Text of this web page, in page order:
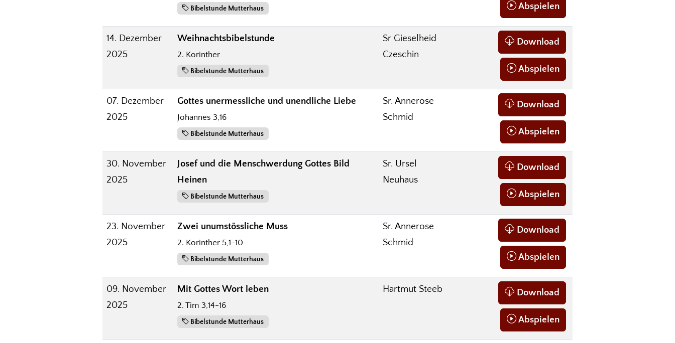
Bibelstunde Mutterhaus Abspielen
14. Dezember
2025
Weihnachtsbibelstunde
2. Korinther
Bibelstunde Mutterhaus
Sr Gieselheid
Czeschin
Download
Abspielen
07. Dezember
2025
Gottes unermessliche und unendliche Liebe
Johannes 3,16
Bibelstunde Mutterhaus
Sr. Annerose
Schmid
Download
Abspielen
30. November
2025
Josef und die Menschwerdung Gottes Bild
Heinen
Bibelstunde Mutterhaus
Sr. Ursel
Neuhaus
Download
Abspielen
23. November
2025
Zwei unumstössliche Muss
2. Korinther 5,1-10
Bibelstunde Mutterhaus
Sr. Annerose
Schmid
Download
Abspielen
09. November
2025
Mit Gottes Wort leben
2. Tim 3,14-16
Bibelstunde Mutterhaus
Hartmut Steeb Download
Abspielen